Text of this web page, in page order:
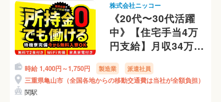
株式会社ニッコー
《20代〜30代活躍
中》【住宅手当4万
円支給】月収34万円
可◎ベアリングの外
観検査・梱包◎年間
休日121日！(421-2)
時給 1,400円～1,750円 製造業 派遣社員
三重県亀山市（全国各地からの移動交通費は当社が全額負担）
関駅